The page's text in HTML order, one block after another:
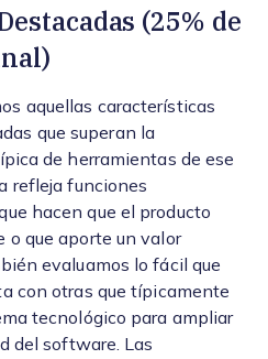
(25% de
aquellas características
que superan la
de herramientas de ese
refleja funciones
hacen que el producto
o que aporte un valor
evaluamos lo fácil que
con otras que típicamente
tecnológico para ampliar
del software. Las